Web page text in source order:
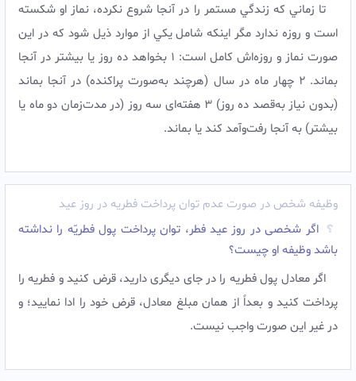
تا زماني که زندگي مستمر را در آنجا شروع نکرده، نماز او شکسته
است و روزه ندارد مگر اینکه شامل يکي از موارد ذیل شود که در اين
صورت نماز و روزه‌اش کامل است: 1 بخواهد ده روز يا بيشتر در آنجا
بماند. 2 چهار ماه در سال (هرچند به‌صورت پراکنده) در آنجا بماند
(بدون نياز به‌قصد ده روز) 3 هفته‌ای سه روز (در مدت‌زمان دو ماه يا
بيشتر) به آنجا رفت‌وآمد کند يا بماند.
وظیفه شخص در صورت عدم توان پرداخت فطریه در روز عید
اگر شخصی در روز عید فطر، توان پرداخت پول فطریّه را نداشته
باشد وظیفه او چیست؟
اگر معادل پول فطریه را در جای دیگری دارید، قرض کنید و فطریه را
پرداخت کنید و بعداً از همان مبلغ معادل، قرض خود را ادا نمایید؛ و
در غیر این صورت واجب نیست.